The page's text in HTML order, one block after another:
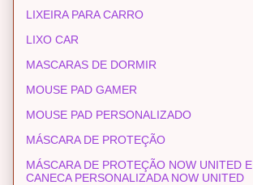
LIXEIRA PARA CARRO
LIXO CAR
MASCARAS DE DORMIR
MOUSE PAD GAMER
MOUSE PAD PERSONALIZADO
MÁSCARA DE PROTEÇÃO
MÁSCARA DE PROTEÇÃO NOW UNITED E
CANECA PERSONALIZADA NOW UNITED